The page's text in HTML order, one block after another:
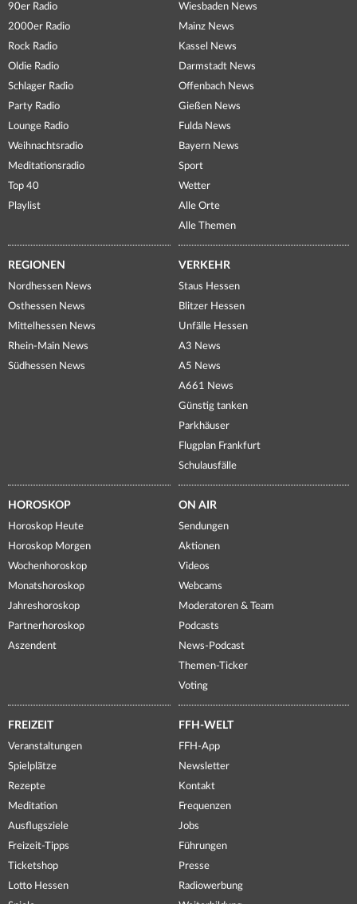
90er Radio
2000er Radio
Rock Radio
Oldie Radio
Schlager Radio
Party Radio
Lounge Radio
Weihnachtsradio
Meditationsradio
Top 40
Playlist
Wiesbaden News
Mainz News
Kassel News
Darmstadt News
Offenbach News
Gießen News
Fulda News
Bayern News
Sport
Wetter
Alle Orte
Alle Themen
REGIONEN
Nordhessen News
Osthessen News
Mittelhessen News
Rhein-Main News
Südhessen News
VERKEHR
Staus Hessen
Blitzer Hessen
Unfälle Hessen
A3 News
A5 News
A661 News
Günstig tanken
Parkhäuser
Flugplan Frankfurt
Schulausfälle
HOROSKOP
Horoskop Heute
Horoskop Morgen
Wochenhoroskop
Monatshoroskop
Jahreshoroskop
Partnerhoroskop
Aszendent
ON AIR
Sendungen
Aktionen
Videos
Webcams
Moderatoren & Team
Podcasts
News-Podcast
Themen-Ticker
Voting
FREIZEIT
Veranstaltungen
Spielplätze
Rezepte
Meditation
Ausflugsziele
Freizeit-Tipps
Ticketshop
Lotto Hessen
FFH-WELT
FFH-App
Newsletter
Kontakt
Frequenzen
Jobs
Führungen
Presse
Radiowerbung